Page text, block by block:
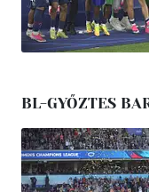
BL-GYŐZTES